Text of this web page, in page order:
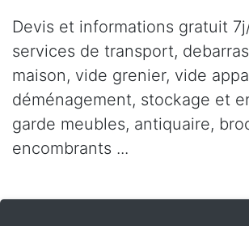
Devis et informations gratuit
services de transport,
maison, vide grenier, vide
déménagement, stockage et
garde meubles, antiquaire,
encombrants ...